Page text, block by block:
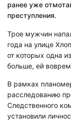
ранее уже
преступления.
Трое мужчин
года на улице
от которых одна
больше, ей
В рамках
расследованию
Следственного
установили